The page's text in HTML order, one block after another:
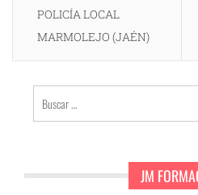
POLICÍA LOCAL
MARMOLEJO (JAÉN)
Buscar:
JM